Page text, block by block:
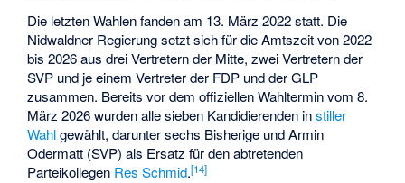
Die letzten Wahlen fanden am 13. März 2022 statt. Die
Nidwaldner Regierung setzt sich für die Amtszeit von 2022
bis 2026 aus drei Vertretern der Mitte, zwei Vertretern der
SVP und je einem Vertreter der FDP und der GLP
zusammen. Bereits vor dem offiziellen Wahltermin vom 8.
März 2026 wurden alle sieben Kandidierenden instiller
Wahlgewählt, darunter sechs Bisherige undArmin
Odermatt (SVP) als Ersatz für den abtretenden
Parteikollegen Res Schmid.[14]